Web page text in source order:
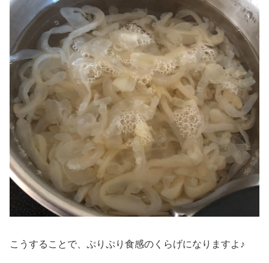
こうすることで、ぷりぷり食感のくらげになりますよ♪